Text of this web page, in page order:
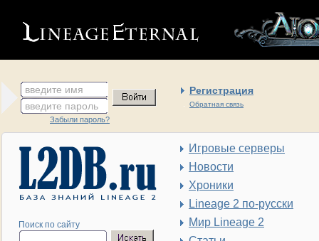
введите имя Регистрация
Обратная связь
введите пароль
Забыли пароль?
Поиск по сайту
Игровые серверы
Новости
Хроники
Lineage 2 по-русски
Мир Lineage 2